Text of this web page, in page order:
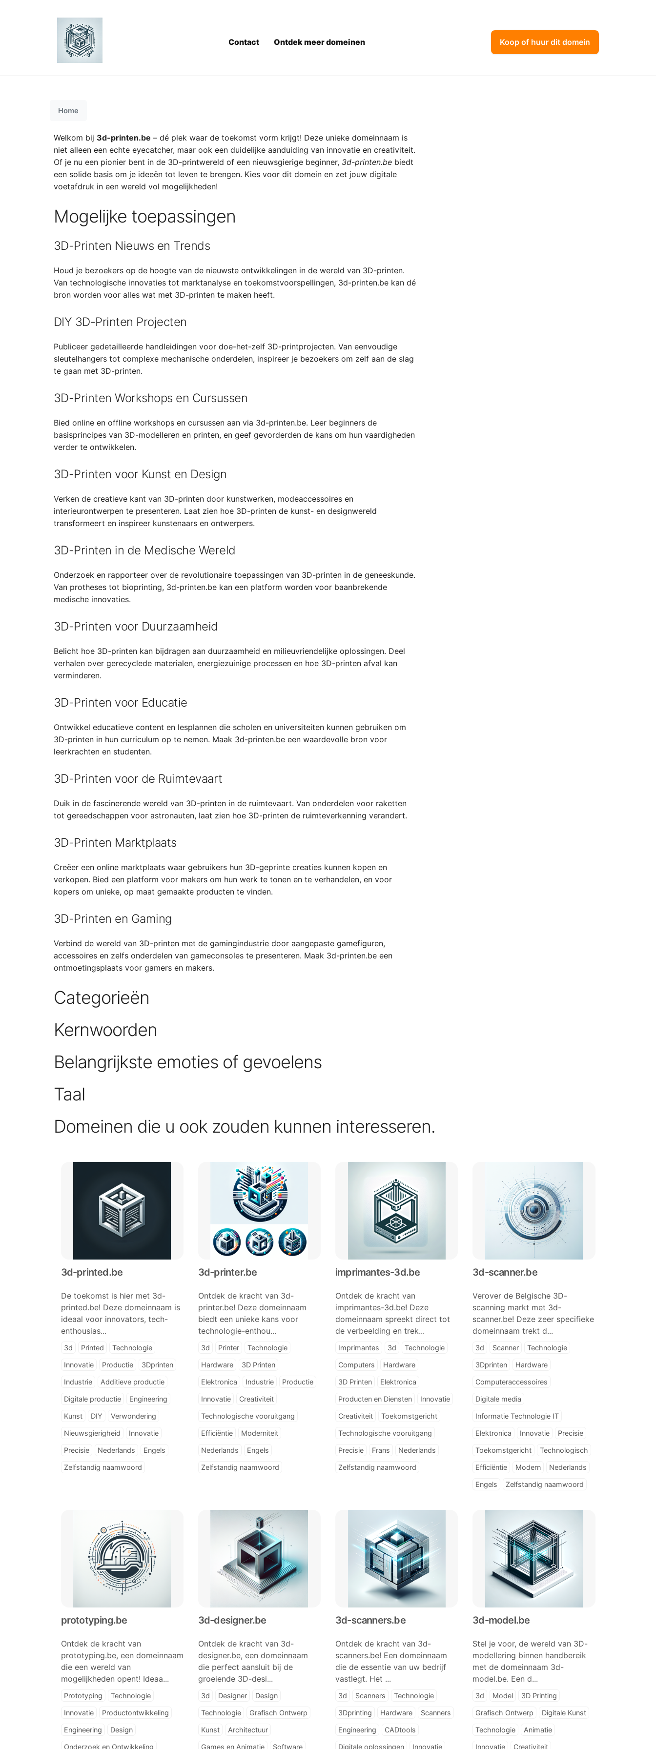
Contact Ontdek meer domeinen Koop of huur dit domein
Home
Welkom bij 3d-printen.be – dé plek waar de toekomst vorm krijgt! Deze unieke domeinnaam is
niet alleen een echte eyecatcher, maar ook een duidelijke aanduiding van innovatie en creativiteit.
Of je nu een pionier bent in de 3D-printwereld of een nieuwsgierige beginner, 3d-printen.bebiedt
een solide basis om je ideeën tot leven te brengen. Kies voor dit domein en zet jouw digitale
voetafdruk in een wereld vol mogelijkheden!
Mogelijke toepassingen
3D-Printen Nieuws en Trends
Houd je bezoekers op de hoogte van de nieuwste ontwikkelingen in de wereld van 3D-printen.
Van technologische innovaties tot marktanalyse en toekomstvoorspellingen, 3d-printen.be kan dé
bron worden voor alles wat met 3D-printen te maken heeft.
DIY 3D-Printen Projecten
Publiceer gedetailleerde handleidingen voor doe-het-zelf 3D-printprojecten. Van eenvoudige
sleutelhangers tot complexe mechanische onderdelen, inspireer je bezoekers om zelf aan de slag
te gaan met 3D-printen.
3D-Printen Workshops en Cursussen
Bied online en offline workshops en cursussen aan via 3d-printen.be. Leer beginners de
basisprincipes van 3D-modelleren en printen, en geef gevorderden de kans om hun vaardigheden
verder te ontwikkelen.
3D-Printen voor Kunst en Design
Verken de creatieve kant van 3D-printen door kunstwerken, modeaccessoires en
interieurontwerpen te presenteren. Laat zien hoe 3D-printen de kunst- en designwereld
transformeert en inspireer kunstenaars en ontwerpers.
3D-Printen in de Medische Wereld
Onderzoek en rapporteer over de revolutionaire toepassingen van 3D-printen in de geneeskunde.
Van protheses tot bioprinting, 3d-printen.be kan een platform worden voor baanbrekende
medische innovaties.
3D-Printen voor Duurzaamheid
Belicht hoe 3D-printen kan bijdragen aan duurzaamheid en milieuvriendelijke oplossingen. Deel
verhalen over gerecyclede materialen, energiezuinige processen en hoe 3D-printen afval kan
verminderen.
3D-Printen voor Educatie
Ontwikkel educatieve content en lesplannen die scholen en universiteiten kunnen gebruiken om
3D-printen in hun curriculum op te nemen. Maak 3d-printen.be een waardevolle bron voor
leerkrachten en studenten.
3D-Printen voor de Ruimtevaart
Duik in de fascinerende wereld van 3D-printen in de ruimtevaart. Van onderdelen voor raketten
tot gereedschappen voor astronauten, laat zien hoe 3D-printen de ruimteverkenning verandert.
3D-Printen Marktplaats
Creëer een online marktplaats waar gebruikers hun 3D-geprinte creaties kunnen kopen en
verkopen. Bied een platform voor makers om hun werk te tonen en te verhandelen, en voor
kopers om unieke, op maat gemaakte producten te vinden.
3D-Printen en Gaming
Verbind de wereld van 3D-printen met de gamingindustrie door aangepaste gamefiguren,
accessoires en zelfs onderdelen van gameconsoles te presenteren. Maak 3d-printen.be een
ontmoetingsplaats voor gamers en makers.
Categorieën
Kernwoorden
Belangrijkste emoties of gevoelens
Taal
Domeinen die u ook zouden kunnen interesseren.
3d-printed.be
De toekomst is hier met 3d-
printed.be! Deze domeinnaam is
ideaal voor innovators, tech-
enthousias...
3d Printed Technologie
Innovatie Productie 3Dprinten
Industrie Additieve productie
Digitale productie Engineering
Kunst DIY Verwondering
Nieuwsgierigheid Innovatie
Precisie Nederlands Engels
Zelfstandig naamwoord
3d-printer.be
Ontdek de kracht van 3d-
printer.be! Deze domeinnaam
biedt een unieke kans voor
technologie-enthou...
3d Printer Technologie
Hardware 3D Printen
Elektronica Industrie Productie
Innovatie Creativiteit
Technologische vooruitgang
Efficiëntie Moderniteit
Nederlands Engels
Zelfstandig naamwoord
imprimantes-3d.be
Ontdek de kracht van
imprimantes-3d.be! Deze
domeinnaam spreekt direct tot
de verbeelding en trek...
Imprimantes 3d Technologie
Computers Hardware
3D Printen Elektronica
Producten en Diensten Innovatie
Creativiteit Toekomstgericht
Technologische vooruitgang
Precisie Frans Nederlands
Zelfstandig naamwoord
3d-scanner.be
Verover de Belgische 3D-
scanning markt met 3d-
scanner.be! Deze zeer specifieke
domeinnaam trekt d...
3d Scanner Technologie
3Dprinten Hardware
Computeraccessoires
Digitale media
Informatie Technologie IT
Elektronica Innovatie Precisie
Toekomstgericht Technologisch
Efficiëntie Modern Nederlands
Engels Zelfstandig naamwoord
prototyping.be
Ontdek de kracht van
prototyping.be, een domeinnaam
die een wereld van
mogelijkheden opent! Ideaa...
Prototyping Technologie
Innovatie Productontwikkeling
Engineering Design
Onderzoek en Ontwikkeling
3d-designer.be
Ontdek de kracht van 3d-
designer.be, een domeinnaam
die perfect aansluit bij de
groeiende 3D-desi...
3d Designer Design
Technologie Grafisch Ontwerp
Kunst Architectuur
Games en Animatie Software
3d-scanners.be
Ontdek de kracht van 3d-
scanners.be! Een domeinnaam
die de essentie van uw bedrijf
vastlegt. Het ...
3d Scanners Technologie
3Dprinting Hardware Scanners
Engineering CADtools
Digitale oplossingen Innovatie
3d-model.be
Stel je voor, de wereld van 3D-
modellering binnen handbereik
met de domeinnaam 3d-
model.be. Een d...
3d Model 3D Printing
Grafisch Ontwerp Digitale Kunst
Technologie Animatie
Innovatie Creativiteit